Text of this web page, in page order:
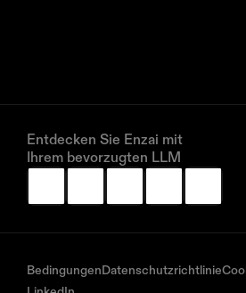
Entdecken Sie Enzai mit
Ihrem bevorzugten LLM
BedingungenDatenschutzrichtlinie